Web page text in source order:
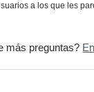
a los que les
más preguntas?